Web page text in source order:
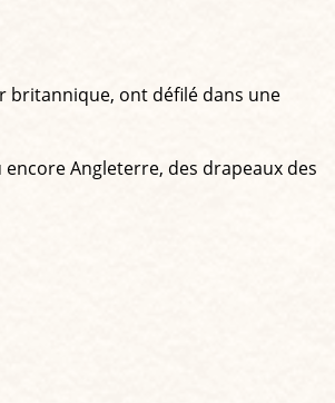
britannique, ont défilé dans une
Angleterre, des drapeaux des